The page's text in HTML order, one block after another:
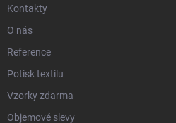
Kontakty
O nás
Reference
Potisk textilu
Vzorky zdarma
Objemové slevy